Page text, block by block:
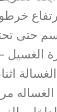
60 سم – 90
الغسيل